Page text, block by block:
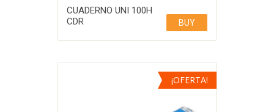
CUADERNO UNI 100H
CDR
BUY
¡OFERTA!